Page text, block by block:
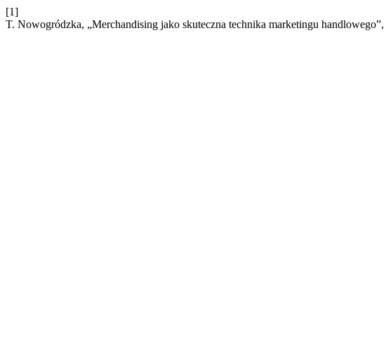
[1]
T. Nowogródzka, „Merchandising jako skuteczna technika marketingu handlowego”,